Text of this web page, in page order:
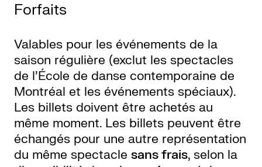
Forfaits
Valables pour les événements de la
saison régulière (exclut les spectacles
de l’École de danse contemporaine de
Montréal et les événements spéciaux).
Les billets doivent être achetés au
même moment. Les billets peuvent être
échangés pour une autre représentation
du même spectacle sans frais, selon la